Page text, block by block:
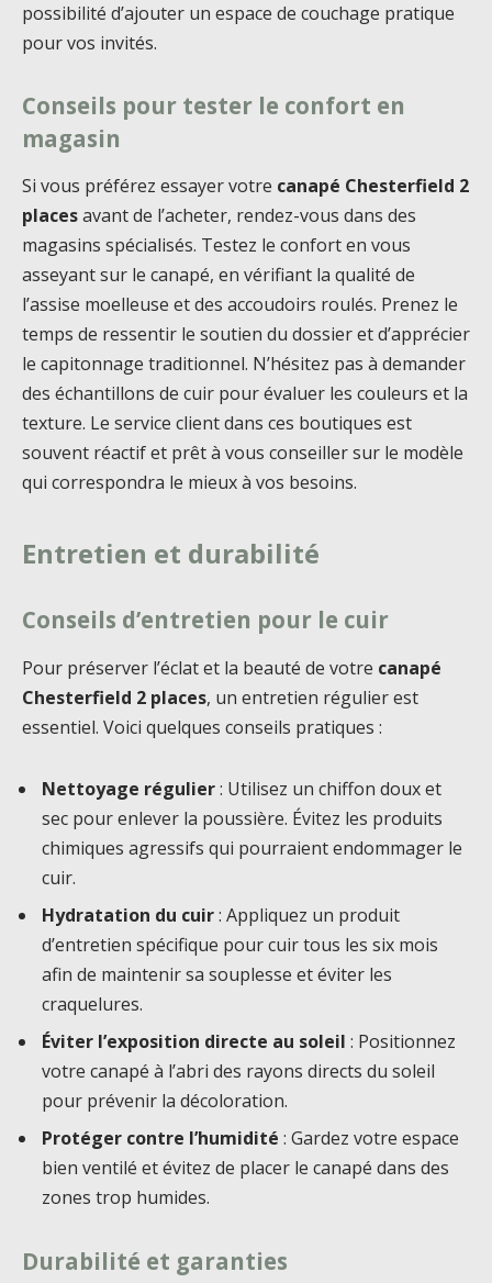
possibilité d’ajouter un espace de couchage pratique
pour vos invités.
Conseils pour tester le confort en
magasin
Si vous préférez essayer votre canapé Chesterfield 2
placesavant de l’acheter, rendez-vous dans des
magasins spécialisés. Testez le confort en vous
asseyant sur le canapé, en vérifiant la qualité de
l’assise moelleuse et des accoudoirs roulés. Prenez le
temps de ressentir le soutien du dossier et d’apprécier
le capitonnage traditionnel. N’hésitez pas à demander
des échantillons de cuir pour évaluer les couleurs et la
texture. Le service client dans ces boutiques est
souvent réactif et prêt à vous conseiller sur le modèle
qui correspondra le mieux à vos besoins.
Entretien et durabilité
Conseils d’entretien pour le cuir
Pour préserver l’éclat et la beauté de votre canapé
Chesterfield 2 places, un entretien régulier est
essentiel. Voici quelques conseils pratiques :
Nettoyage régulier: Utilisez un chiffon doux et
sec pour enlever la poussière. Évitez les produits
chimiques agressifs qui pourraient endommager le
cuir.
Hydratation du cuir: Appliquez un produit
d’entretien spécifique pour cuir tous les six mois
afin de maintenir sa souplesse et éviter les
craquelures.
Éviter l’exposition directe au soleil : Positionnez
votre canapé à l’abri des rayons directs du soleil
pour prévenir la décoloration.
Protéger contre l’humidité : Gardez votre espace
bien ventilé et évitez de placer le canapé dans des
zones trop humides.
Durabilité et garanties